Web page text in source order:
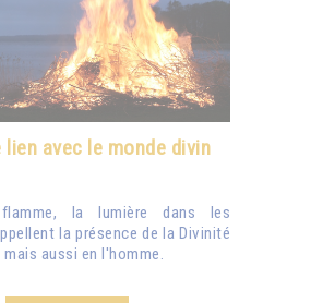
lien avec le monde divin
la lumière dans les
la présence de la Divinité
aussi en l'homme.